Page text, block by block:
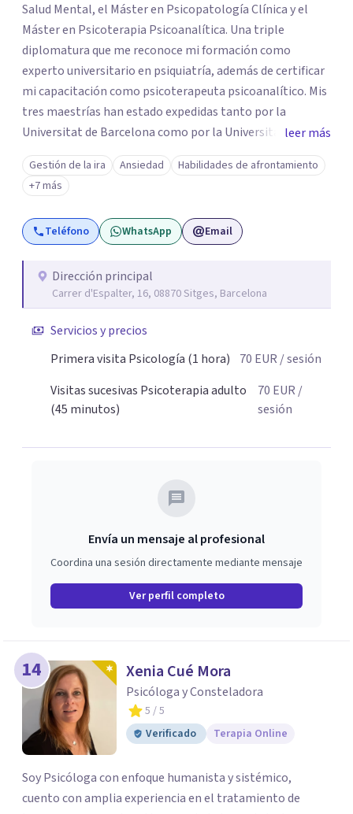
Salud Mental, el Máster en Psicopatología Clínica y el
Máster en Psicoterapia Psicoanalítica. Una triple
diplomatura que me reconoce mi formación como
experto universitario en psiquiatría, además de certificar
mi capacitación como psicoterapeuta psicoanalítico. Mis
tres maestrías han estado expedidas tanto por la
Universitat de Barcelona como por la Universitat Ramon
Llull. Soy un psicólogo con más de 25 años de experiencia
y practico tanto la psicología clínica como la
psicoterapia psicoanalítica. Las terapias que conduzco no
buscan eliminar los síntomas psicológicos, sino que
pretenden esclarecer las causas que hay en su trasfondo,
desapareciendo. Realizo psicoterapias tanto de alcance
breve como de largo plazo, siempre en función de los
leer más
Gestión de la ira Ansiedad
Habilidades de afrontamiento
+7 más
Teléfono WhatsApp Email
Dirección principal
Carrer d'Espalter, 16, 08870 Sitges, Barcelona
Servicios y precios
Primera visita Psicología (1 hora)
70 EUR / sesión
Visitas sucesivas Psicoterapia adulto
(45 minutos)
70 EUR /
sesión
Envía un mensaje al profesional
Coordina una sesión directamente mediante mensaje
Ver perfil completo
14 Xenia Cué Mora
Psicóloga y Consteladora
5 / 5
Verificado
Terapia Online
Soy Psicóloga con enfoque humanista y sistémico,
cuento con amplia experiencia en el tratamiento de